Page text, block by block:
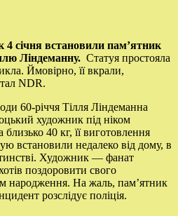
4 січня встановили памʼятник
Ліндеманну. Статуя простояла
Ймовірно, її вкрали,
NDR.
60-річчя Тілля Ліндеманна
художник під ніком
40 кг, її виготовлення
встановили недалеко від дому, в
Художник — фанат
поздоровити свого
народження. На жаль, пам’ятник
розслідує поліція.